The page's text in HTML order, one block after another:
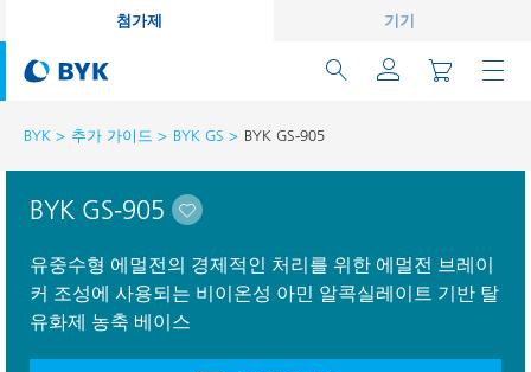
첨가제 기기
BYK 추가 가이드 BYK GS BYK GS-905
BYK GS-905
유중수형 에멀전의 경제적인 처리를 위한 에멀전 브레이
커 조성에 사용되는 비이온성 아민 알콕실레이트 기반 탈
유화제 농축 베이스